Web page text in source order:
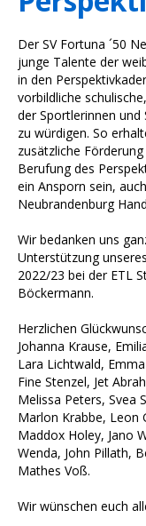
Der SV Fortuna ´50
junge Talente der
in den
vorbildliche
der Sportlerinnen
zu würdigen. So
zusätzliche
Berufung des
ein Ansporn sein,
Neubrandenburg
Wir bedanken uns
Unterstützung
2022/23 bei der ETL
Böckermann.
Herzlichen
Johanna Krause,
Lara Lichtwald,
Fine Stenzel, Jet
Melissa Peters, Svea
Marlon Krabbe, Leon
Maddox Holey, Jano
Wenda, John Pillath,
Mathes Voß.
Wir wünschen euch